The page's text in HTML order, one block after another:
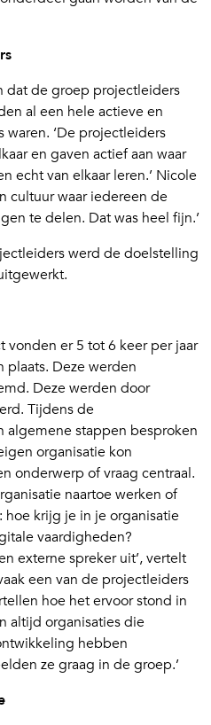
dat de groep projectleiders
al een hele actieve en
‘De projectleiders
en gaven actief aan waar
echt van elkaar leren.’ Nicole
cultuur waar iedereen de
te delen. Dat was heel fijn.’
werd de doelstelling
vonden er 5 tot 6 keer per jaar
Deze werden
Deze werden door
Tijdens de
algemene stappen besproken
organisatie kon
onderwerp of vraag centraal.
naartoe werken of
krijg je in je organisatie
vaardigheden?
externe spreker uit’, vertelt
een van de projectleiders
hoe het ervoor stond in
altijd organisaties die
hebben
ze graag in de groep.’